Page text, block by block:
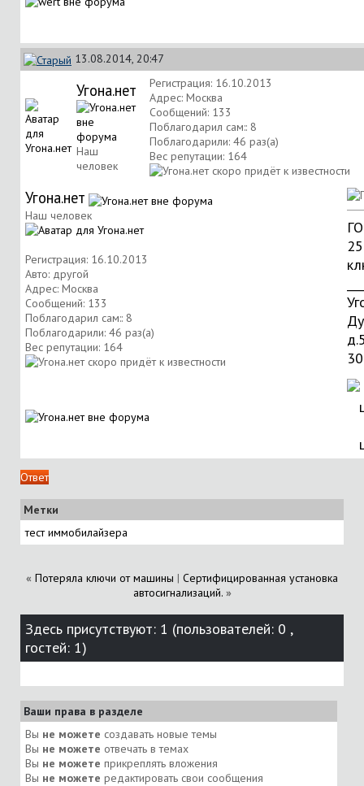
13.08.2014, 20:47
Угона.нет
Наш
человек
Регистрация: 16.10.2013
Адрес: Москва
Сообщений: 133
Поблагодарил сам:: 8
Поблагодарили: 46 раз(а)
Вес репутации: 164
Угона.нет
Наш человек
Регистрация: 16.10.2013
Авто: другой
Адрес: Москва
Сообщений: 133
Поблагодарил сам:: 8
Поблагодарили: 46 раз(а)
Вес репутации: 164
Ответ
Метки
тест иммобилайзера
« Потеряла ключи от машины | Сертифицированная установка
автосигнализаций. »
Здесь присутствуют: 1 (пользователей: 0 ,
гостей: 1)
Ваши права в разделе
Вы не можете создавать новые темы
Вы не можете отвечать в темах
Вы не можете прикреплять вложения
Вы не можете редактировать свои сообщения